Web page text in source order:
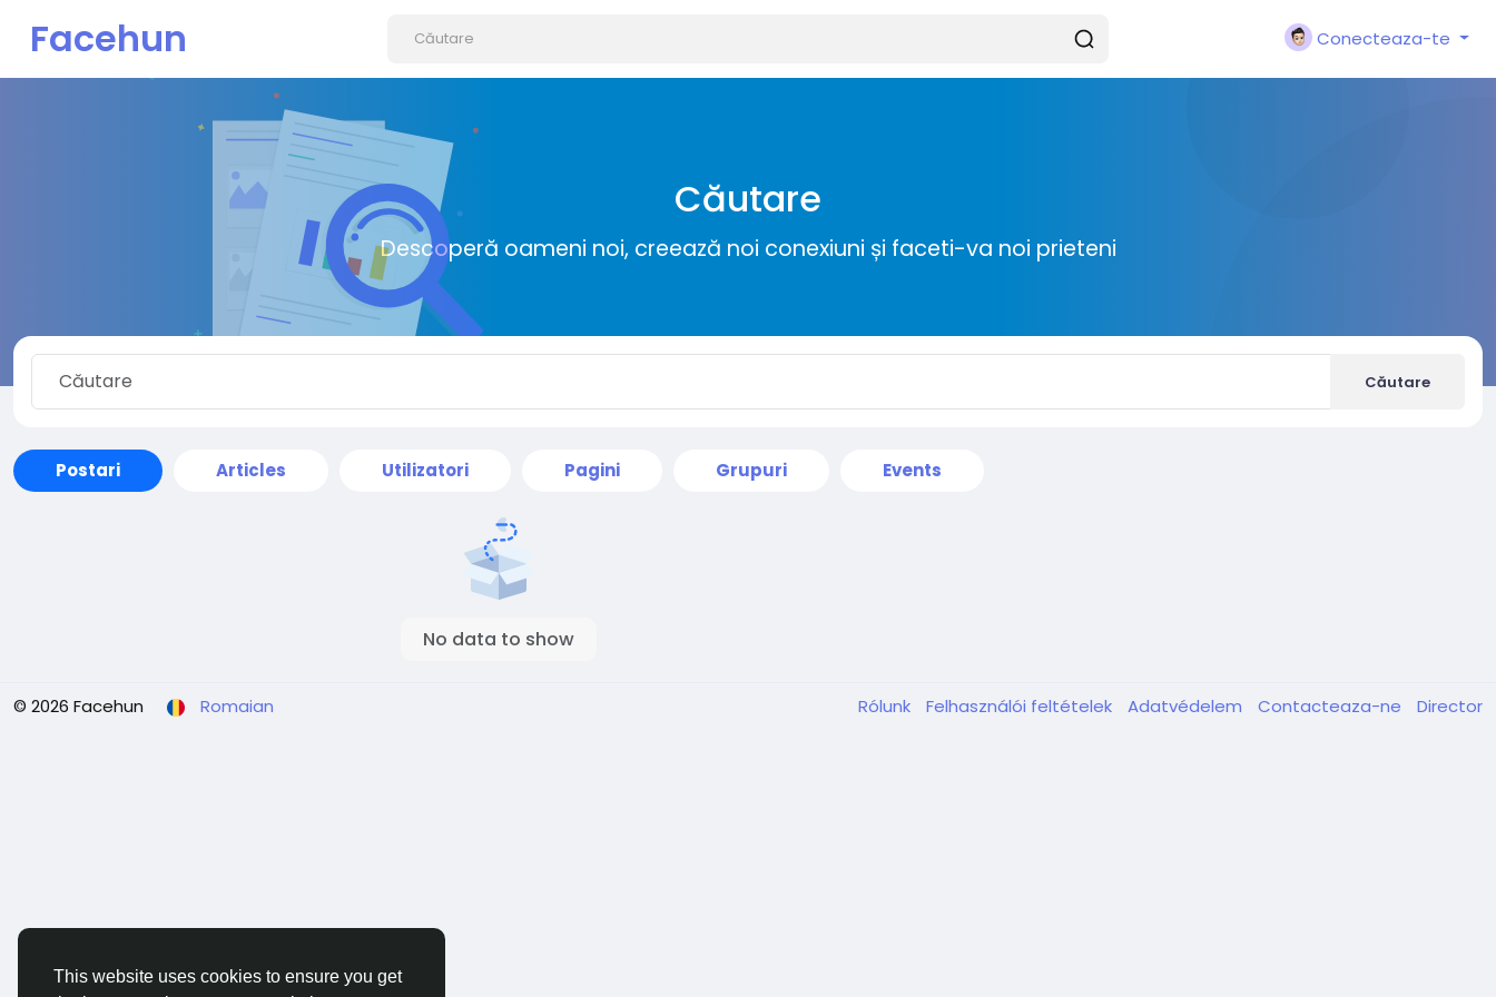
This website uses cookies to ensure you get
Facehun Conecteaza-te
Căutare
Descoperă oameni noi, creează noi conexiuni și faceti-va noi prieteni
Căutare
Postari Articles Utilizatori Pagini Grupuri Events
No data to show
© 2026 Facehun Romaian Rólunk Felhasználói feltételek Adatvédelem Contacteaza-ne Director